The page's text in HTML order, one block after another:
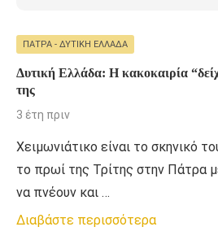
ΠΆΤΡΑ - ΔΥΤΙΚΉ ΕΛΛΆΔΑ
Δυτική Ελλάδα: Η κακοκαιρία
της
3 έτη πριν
Χειμωνιάτικο είναι το σκηνικό
το πρωί της Τρίτης στην Πάτρα
να πνέουν και …
Διαβάστε περισσότερα